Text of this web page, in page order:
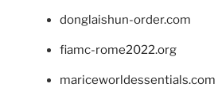
donglaishun-order.com
fiamc-rome2022.org
mariceworldessentials.com